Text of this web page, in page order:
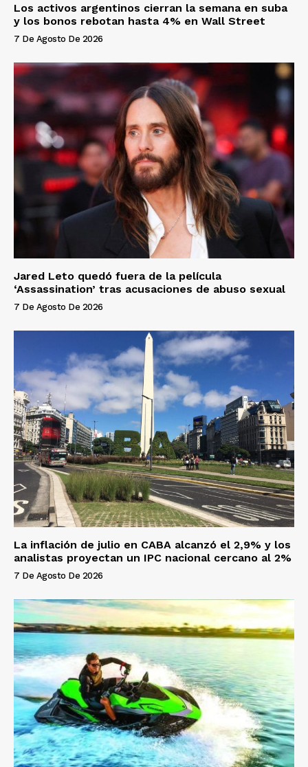
Los activos argentinos cierran la semana en suba
y los bonos rebotan hasta 4% en Wall Street
7 De Agosto De 2026
Jared Leto quedó fuera de la película
‘Assassination’ tras acusaciones de abuso sexual
7 De Agosto De 2026
La inflación de julio en CABA alcanzó el 2,9% y los
analistas proyectan un IPC nacional cercano al 2%
7 De Agosto De 2026